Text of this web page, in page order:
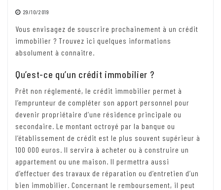
29/10/2019
Vous envisagez de souscrire prochainement à un crédit
immobilier ? Trouvez ici quelques informations
absolument à connaitre.
Qu’est-ce qu’un crédit immobilier ?
Prêt non réglementé, le crédit immobilier permet à
l’emprunteur de compléter son apport personnel pour
devenir propriétaire d’une résidence principale ou
secondaire. Le montant octroyé par la banque ou
l’établissement de crédit est le plus souvent supérieur à
100 000 euros. Il servira à acheter ou à construire un
appartement ou une maison. Il permettra aussi
d’effectuer des travaux de réparation ou d’entretien d’un
bien immobilier. Concernant le remboursement, il peut